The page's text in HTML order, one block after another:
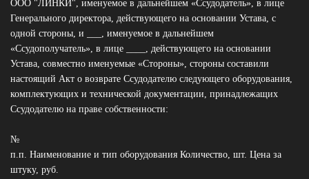
ООО "ЛИНКИ", именуемое в дальнейшем «Ссудодатель», в лице
Генерального директора, действующего на основании Устава, с
одной стороны, и ___, именуемое в дальнейшем
«Ссудополучатель», в лице ____, действующего на основании
Устава, совместно именуемые «Стороны», стороны составили
настоящий Акт о возврате Ссудодателю следующего оборудования,
комплектующих и технической документации, принадлежащих
Ссудодателю на праве собственности:
№
п.п. Наименование и тип оборудования Количество, шт. Цена за
штуку, руб.